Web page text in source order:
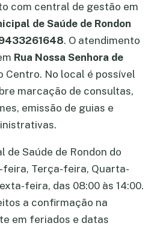
com central de gestão em
de Saúde de Rondon
. O atendimento
Rua Nossa Senhora de
Centro. No local é possível
marcação de consultas,
emissão de guias e
de Saúde de Rondon do
feira, Terça-feira, Quarta-
feira, das 08:00 às 14:00.
a confirmação na
em feriados e datas